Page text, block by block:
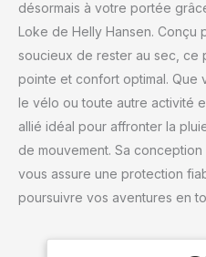
désormais à votre portée
Loke de Helly Hansen. Conçu
soucieux de rester au sec, ce
pointe et confort optimal. Que
le vélo ou toute autre activité
allié idéal pour affronter la
de mouvement. Sa
vous assure une protection
poursuivre vos aventures en